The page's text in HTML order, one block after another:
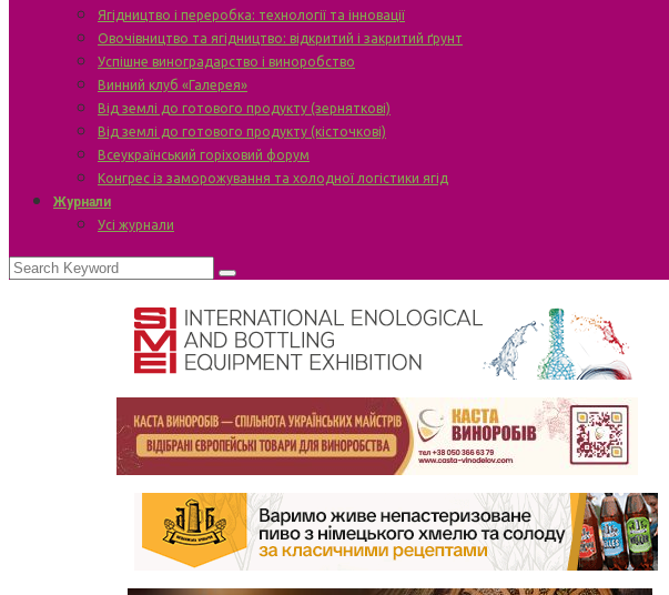
Ягідництво і переробка: технології та інновації
Овочівництво та ягідництво: відкритий і закритий ґрунт
Успішне виноградарство і виноробство
Винний клуб «Галерея»
Від землі до готового продукту (зерняткові)
Від землі до готового продукту (кісточкові)
Всеукраїнський горіховий форум
Конгрес із заморожування та холодної логістики ягід
Журнали
Усі журнали